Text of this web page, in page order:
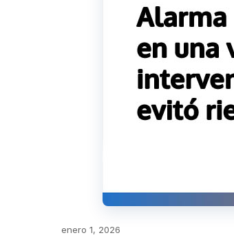
enero 1, 2026